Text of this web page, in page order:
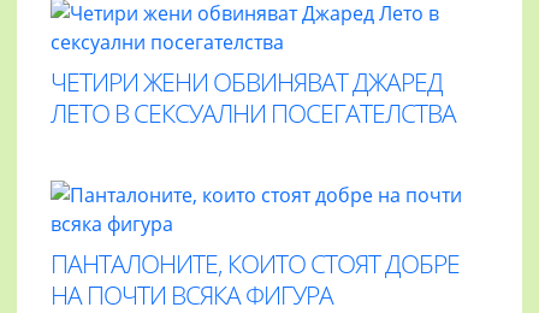
ЧЕТИРИ ЖЕНИ ОБВИНЯВАТ ДЖАРЕД
ЛЕТО В СЕКСУАЛНИ ПОСЕГАТЕЛСТВА
ПАНТАЛОНИТЕ, КОИТО СТОЯТ ДОБРЕ
НА ПОЧТИ ВСЯКА ФИГУРА